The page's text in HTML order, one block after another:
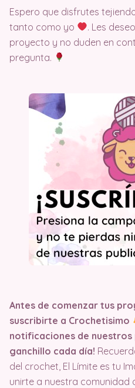
Espero que disfrutes
tanto como yo
. Les
proyecto y no duden en
pregunta.
Antes de comenzar tus
suscribirte a Crochetisimo
notificaciones de
ganchillo cada día!
del crochet, El Límite es tu
unirte a nuestra comunidad